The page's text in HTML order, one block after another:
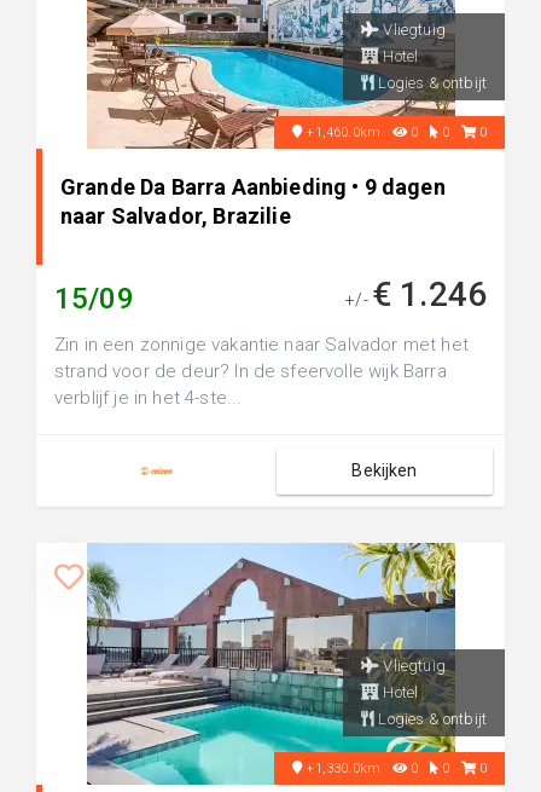
Vliegtuig
Hotel
Logies & ontbijt
+1,460.0km 0 0 0
Grande Da Barra Aanbieding • 9 dagen
naar Salvador, Brazilie
15/09 +/- € 1.246
Zin in een zonnige vakantie naar Salvador met het
strand voor de deur? In de sfeervolle wijk Barra
verblijf je in het 4-ste...
Bekijken
Vliegtuig
Hotel
Logies & ontbijt
+1,330.0km 0 0 0